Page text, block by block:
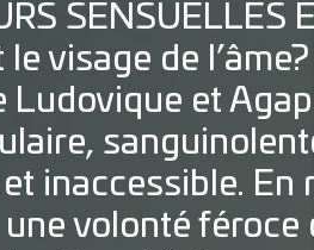
SENSUELLES
le visage de
Ludovique et
inaccessible.
volonté féroce